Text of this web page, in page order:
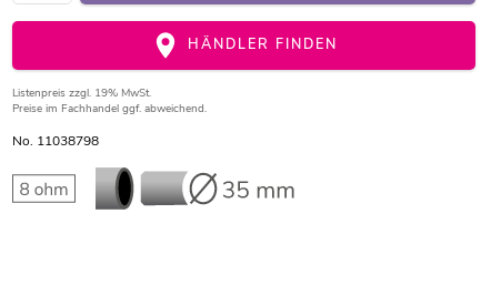
HÄNDLER FINDEN
Listenpreis zzgl. 19% MwSt.
Preise im Fachhandel ggf. abweichend.
No. 11038798